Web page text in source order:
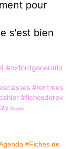
pour
s'est bien
#oxfordgeneratio
#rentrees
#fichesderev
©️bylolo
#Fiches de